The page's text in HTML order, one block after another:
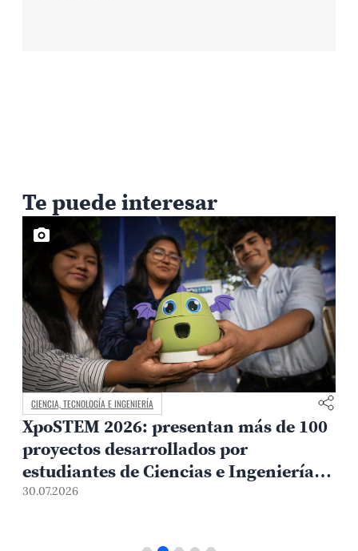
Te puede interesar
CIENCIA, TECNOLOGÍA E INGENIERÍA
XpoSTEM 2026: presentan más de 100
proyectos desarrollados por
estudiantes de Ciencias e Ingeniería
PUCP orientados a atender
30.07.2026